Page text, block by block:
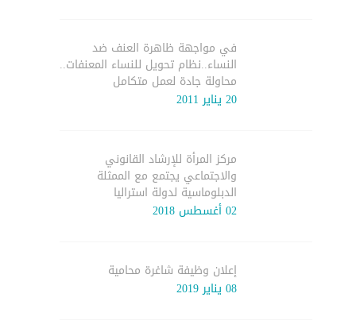
في مواجهة ظاهرة العنف ضد
النساء..نظام تحويل للنساء المعنفات..
محاولة جادة لعمل متكامل
20 يناير 2011
مركز المرأة للإرشاد القانوني
والاجتماعي يجتمع مع الممثلة
الدبلوماسية لدولة استراليا
02 أغسطس 2018
إعلان وظيفة شاغرة محامية
08 يناير 2019